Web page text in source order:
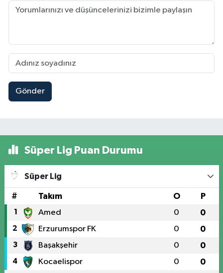
Gönder
Süper Lig Puan Durumu
Süper Lig
# Takım O P
1 Amed 0 0
2 Erzurumspor FK 0 0
3 Başakşehir 0 0
4 Kocaelispor 0 0